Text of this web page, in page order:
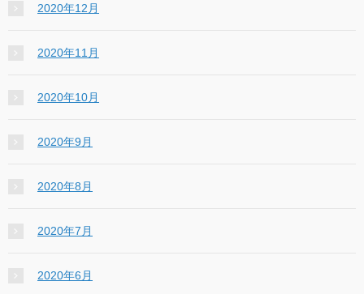
2020年12月
2020年11月
2020年10月
2020年9月
2020年8月
2020年7月
2020年6月